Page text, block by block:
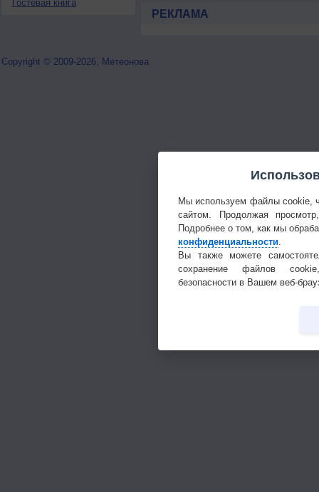
Гостевая книга
РЕКЛАМА
Copyright © 2009-2026, Метеонова
Мы используем файлы cookie,
сайтом. Продолжая
Подробнее о том, как мы
конфиденциальности
Вы также можете
сохранение файлов
безопасности в Вашем веб-